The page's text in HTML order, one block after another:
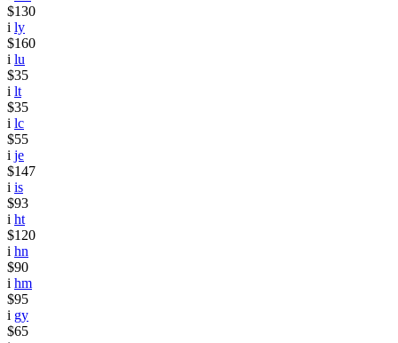
$130
i ly
$160
i lu
$35
i lt
$35
i lc
$55
i je
$147
i is
$93
i ht
$120
i hn
$90
i hm
$95
i gy
$65